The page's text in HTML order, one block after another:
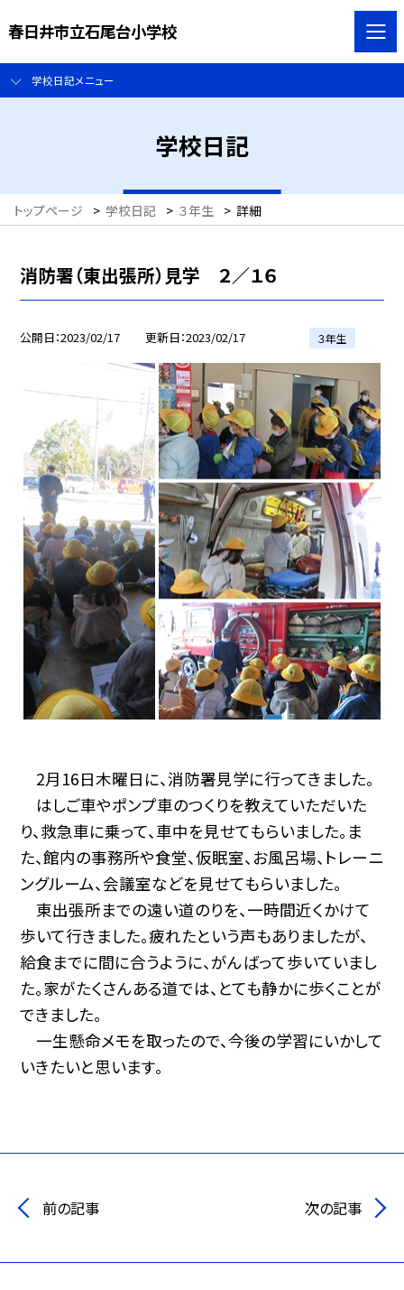
春日井市立石尾台小学校
学校日記メニュー
学校日記
トップページ > 学校日記 > ３年生 > 詳細
消防署（東出張所）見学 ２／１６
公開日 2023/02/17 更新日 2023/02/17 ３年生
2月16日木曜日に、消防署見学に行ってきました。
はしご車やポンプ車のつくりを教えていただいた
り、救急車に乗って、車中を見せてもらいました。ま
た、館内の事務所や食堂、仮眠室、お風呂場、トレーニ
ングルーム、会議室などを見せてもらいました。
東出張所までの遠い道のりを、一時間近くかけて
歩いて行きました。疲れたという声もありましたが、
給食までに間に合うように、がんばって歩いていまし
た。家がたくさんある道では、とても静かに歩くことが
できました。
一生懸命メモを取ったので、今後の学習にいかして
いきたいと思います。
前の記事 次の記事